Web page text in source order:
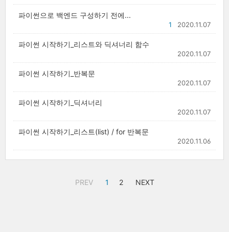
파이썬으로 백엔드 구성하기 전에...
2020.11.07
1
파이썬 시작하기_리스트와 딕셔너리 함수
2020.11.07
파이썬 시작하기_반복문
2020.11.07
파이썬 시작하기_딕셔너리
2020.11.07
파이썬 시작하기_리스트(list) / for 반복문
2020.11.06
PREV 1 2 NEXT